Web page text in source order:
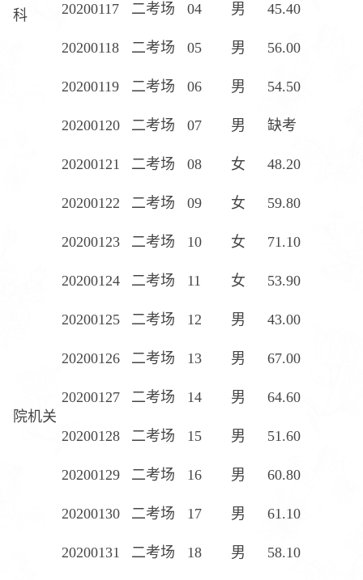
科
20200117 二考场 04 男 45.40
20200118 二考场 05 男 56.00
20200119 二考场 06 男 54.50
院机关
20200120 二考场 07 男 缺考
20200121 二考场 08 女 48.20
20200122 二考场 09 女 59.80
20200123 二考场 10 女 71.10
20200124 二考场 11 女 53.90
20200125 二考场 12 男 43.00
20200126 二考场 13 男 67.00
20200127 二考场 14 男 64.60
20200128 二考场 15 男 51.60
20200129 二考场 16 男 60.80
20200130 二考场 17 男 61.10
20200131 二考场 18 男 58.10